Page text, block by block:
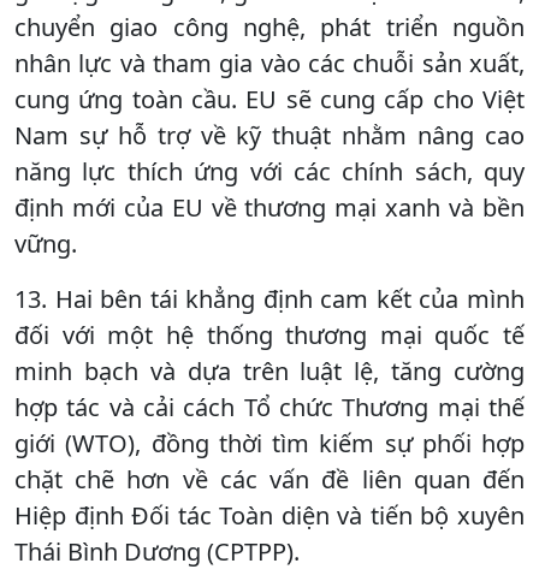
chuyển giao công nghệ, phát triển nguồn
nhân lực và tham gia vào các chuỗi sản xuất,
cung ứng toàn cầu. EU sẽ cung cấp cho Việt
Nam sự hỗ trợ về kỹ thuật nhằm nâng cao
năng lực thích ứng với các chính sách, quy
định mới của EU về thương mại xanh và bền
vững.
13. Hai bên tái khẳng định cam kết của mình
đối với một hệ thống thương mại quốc tế
minh bạch và dựa trên luật lệ, tăng cường
hợp tác và cải cách Tổ chức Thương mại thế
giới (WTO), đồng thời tìm kiếm sự phối hợp
chặt chẽ hơn về các vấn đề liên quan đến
Hiệp định Đối tác Toàn diện và tiến bộ xuyên
Thái Bình Dương (CPTPP).